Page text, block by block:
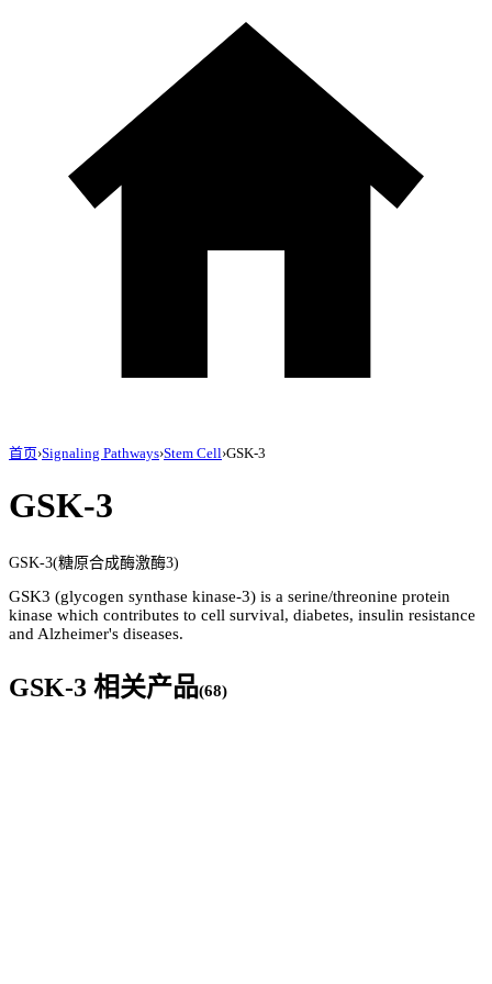
首页›Signaling Pathways›Stem Cell›GSK-3
GSK-3
GSK-3(糖原合成酶激酶3)
GSK3 (glycogen synthase kinase-3) is a serine/threonine protein
kinase which contributes to cell survival, diabetes, insulin resistance
and Alzheimer's diseases.
GSK-3 相关产品(68)